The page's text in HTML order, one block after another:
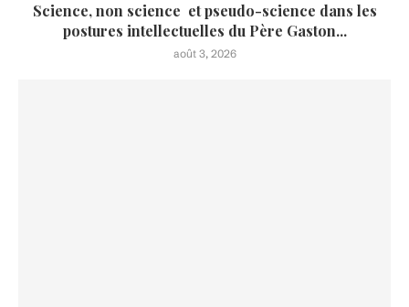
Science, non science et pseudo-science dans les
postures intellectuelles du Père Gaston...
août 3, 2026